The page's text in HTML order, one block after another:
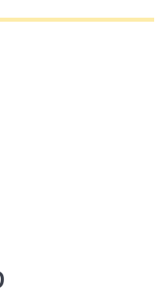
< 100 m vom Standort